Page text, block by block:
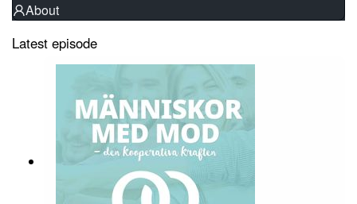
About
Latest episode